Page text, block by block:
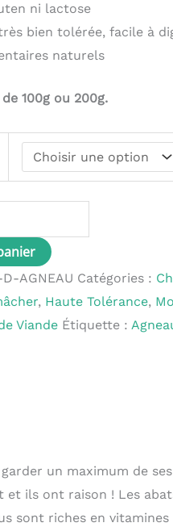
ni lactose
bien tolérée, facile à
naturels
100g ou 200g.
D-AGNEAU Catégories :
, Haute Tolérance,
Viande Étiquette :
un maximum de
ils ont raison ! Les
sont riches en